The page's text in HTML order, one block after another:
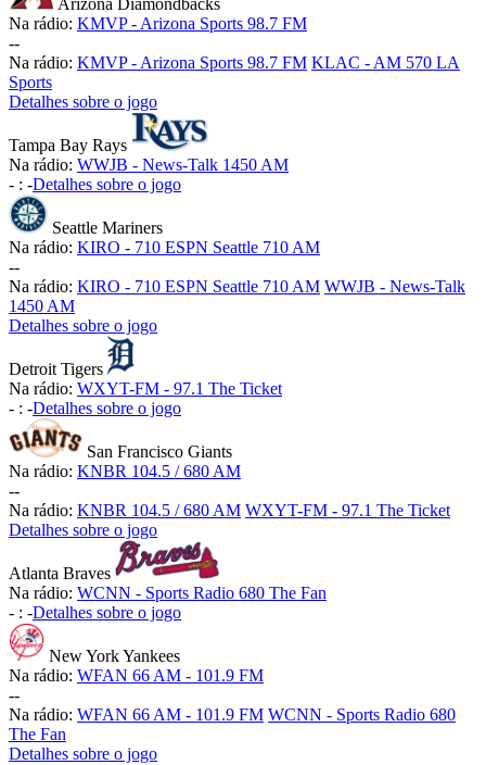
Arizona Diamondbacks
Na rádio: KMVP - Arizona Sports 98.7 FM
--
Na rádio: KMVP - Arizona Sports 98.7 FM KLAC - AM 570 LA
Sports
Detalhes sobre o jogo
Tampa Bay Rays
Na rádio: WWJB - News-Talk 1450 AM
- : -Detalhes sobre o jogo
Seattle Mariners
Na rádio: KIRO - 710 ESPN Seattle 710 AM
--
Na rádio: KIRO - 710 ESPN Seattle 710 AM WWJB - News-Talk
1450 AM
Detalhes sobre o jogo
Detroit Tigers
Na rádio: WXYT-FM - 97.1 The Ticket
- : -Detalhes sobre o jogo
San Francisco Giants
Na rádio: KNBR 104.5 / 680 AM
--
Na rádio: KNBR 104.5 / 680 AM WXYT-FM - 97.1 The Ticket
Detalhes sobre o jogo
Atlanta Braves
Na rádio: WCNN - Sports Radio 680 The Fan
- : -Detalhes sobre o jogo
New York Yankees
Na rádio: WFAN 66 AM - 101.9 FM
--
Na rádio: WFAN 66 AM - 101.9 FM WCNN - Sports Radio 680
The Fan
Detalhes sobre o jogo